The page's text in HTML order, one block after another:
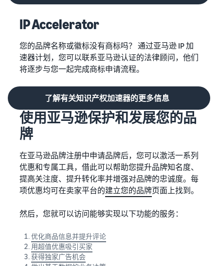
IP Accelerator
您的品牌名称或徽标没有商标吗？ 通过亚马逊 IP 加
速器计划，您可以联系亚马逊认证的法律顾问，他们
将逐步与您一起完成商标申请流程。
了解有关知识产权加速器的更多信息
使用亚马逊保护和发展您的品
牌
在亚马逊品牌注册中申请品牌后，您可以激活一系列
优惠和专属工具，借此可以帮助您提升品牌知名度、
提高关注度、提升转化率并增强对品牌的忠诚度。每
项优惠均可在卖家平台的建立您的品牌页面上找到。
然后，您就可以访问能够实现以下功能的服务：
优化商品信息并提升评论
用超值优惠吸引买家
获得独家广告机会